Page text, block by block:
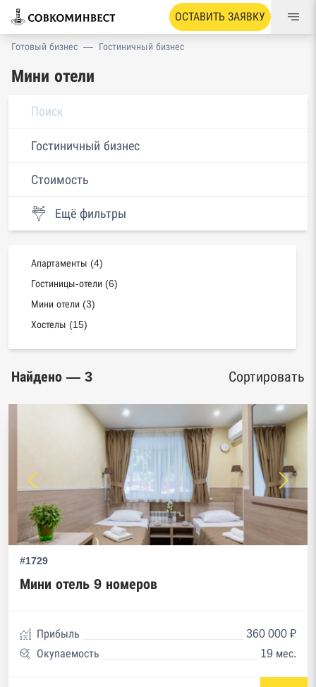
ОСТАВИТЬ ЗАЯВКУ
Готовый бизнес — Гостиничный бизнес
Мини отели
Гостиничный бизнес
Стоимость
Ещё фильтры
Апартаменты (4)
Гостиницы-отели (6)
Мини отели (3)
Хостелы (15)
Найдено — 3 Сортировать
#1729
Мини отель 9 номеров
Прибыль
360 000 ₽
Окупаемость
19 мес.